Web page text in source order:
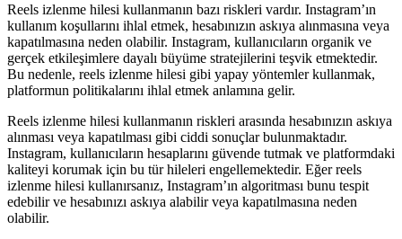
Reels izlenme hilesi kullanmanın bazı riskleri vardır. Instagram’ın
kullanım koşullarını ihlal etmek, hesabınızın askıya alınmasına veya
kapatılmasına neden olabilir. Instagram, kullanıcıların organik ve
gerçek etkileşimlere dayalı büyüme stratejilerini teşvik etmektedir.
Bu nedenle, reels izlenme hilesi gibi yapay yöntemler kullanmak,
platformun politikalarını ihlal etmek anlamına gelir.
Reels izlenme hilesi kullanmanın riskleri arasında hesabınızın askıya
alınması veya kapatılması gibi ciddi sonuçlar bulunmaktadır.
Instagram, kullanıcıların hesaplarını güvende tutmak ve platformdaki
kaliteyi korumak için bu tür hileleri engellemektedir. Eğer reels
izlenme hilesi kullanırsanız, Instagram’ın algoritması bunu tespit
edebilir ve hesabınızı askıya alabilir veya kapatılmasına neden
olabilir.